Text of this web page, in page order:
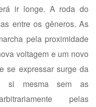
ir longe. A roda do
entre os gêneros. As
pela proximidade
voltagem e um novo
se expressar surge da
si mesma sem as
pelas